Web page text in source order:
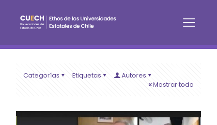
Categorías Etiquetas
Autores
Mostrar todo